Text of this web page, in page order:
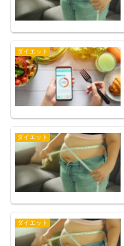
ダイエット
ダイエット
ダイエット